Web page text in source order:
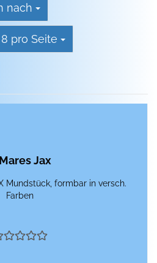
nach
nach
8 pro Seite
pro Seite
Mund­stück, form­bar in versch.
Far­ben